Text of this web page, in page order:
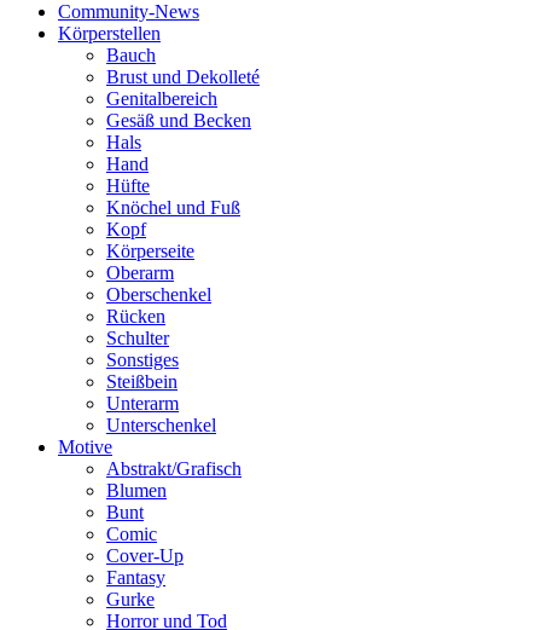
Community-News
Körperstellen
Bauch
Brust und Dekolleté
Genitalbereich
Gesäß und Becken
Hals
Hand
Hüfte
Knöchel und Fuß
Kopf
Körperseite
Oberarm
Oberschenkel
Rücken
Schulter
Sonstiges
Steißbein
Unterarm
Unterschenkel
Motive
Abstrakt/Grafisch
Blumen
Bunt
Comic
Cover-Up
Fantasy
Gurke
Horror und Tod